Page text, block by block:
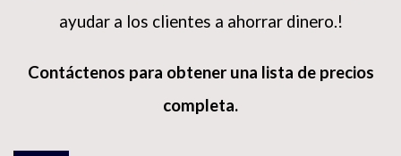
ayudar a los clientes a ahorrar dinero.!
Contáctenos para obtener una lista de precios
completa.